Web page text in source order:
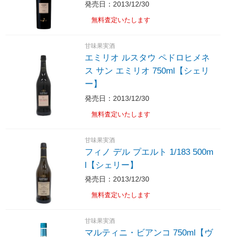
発売日：2013/12/30
無料査定いたします
甘味果実酒
エミリオ ルスタウ ペドロヒメネ
ス サン エミリオ 750ml【シェリ
ー】
発売日：2013/12/30
無料査定いたします
甘味果実酒
フィノ デル プエルト 1/183 500m
l【シェリー】
発売日：2013/12/30
無料査定いたします
甘味果実酒
マルティニ・ビアンコ 750ml【ヴ